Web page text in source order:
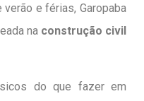
e férias, Garopaba
na construção civil
do que fazer em